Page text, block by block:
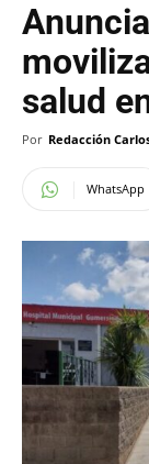
salud
Por Redacción
WhatsApp